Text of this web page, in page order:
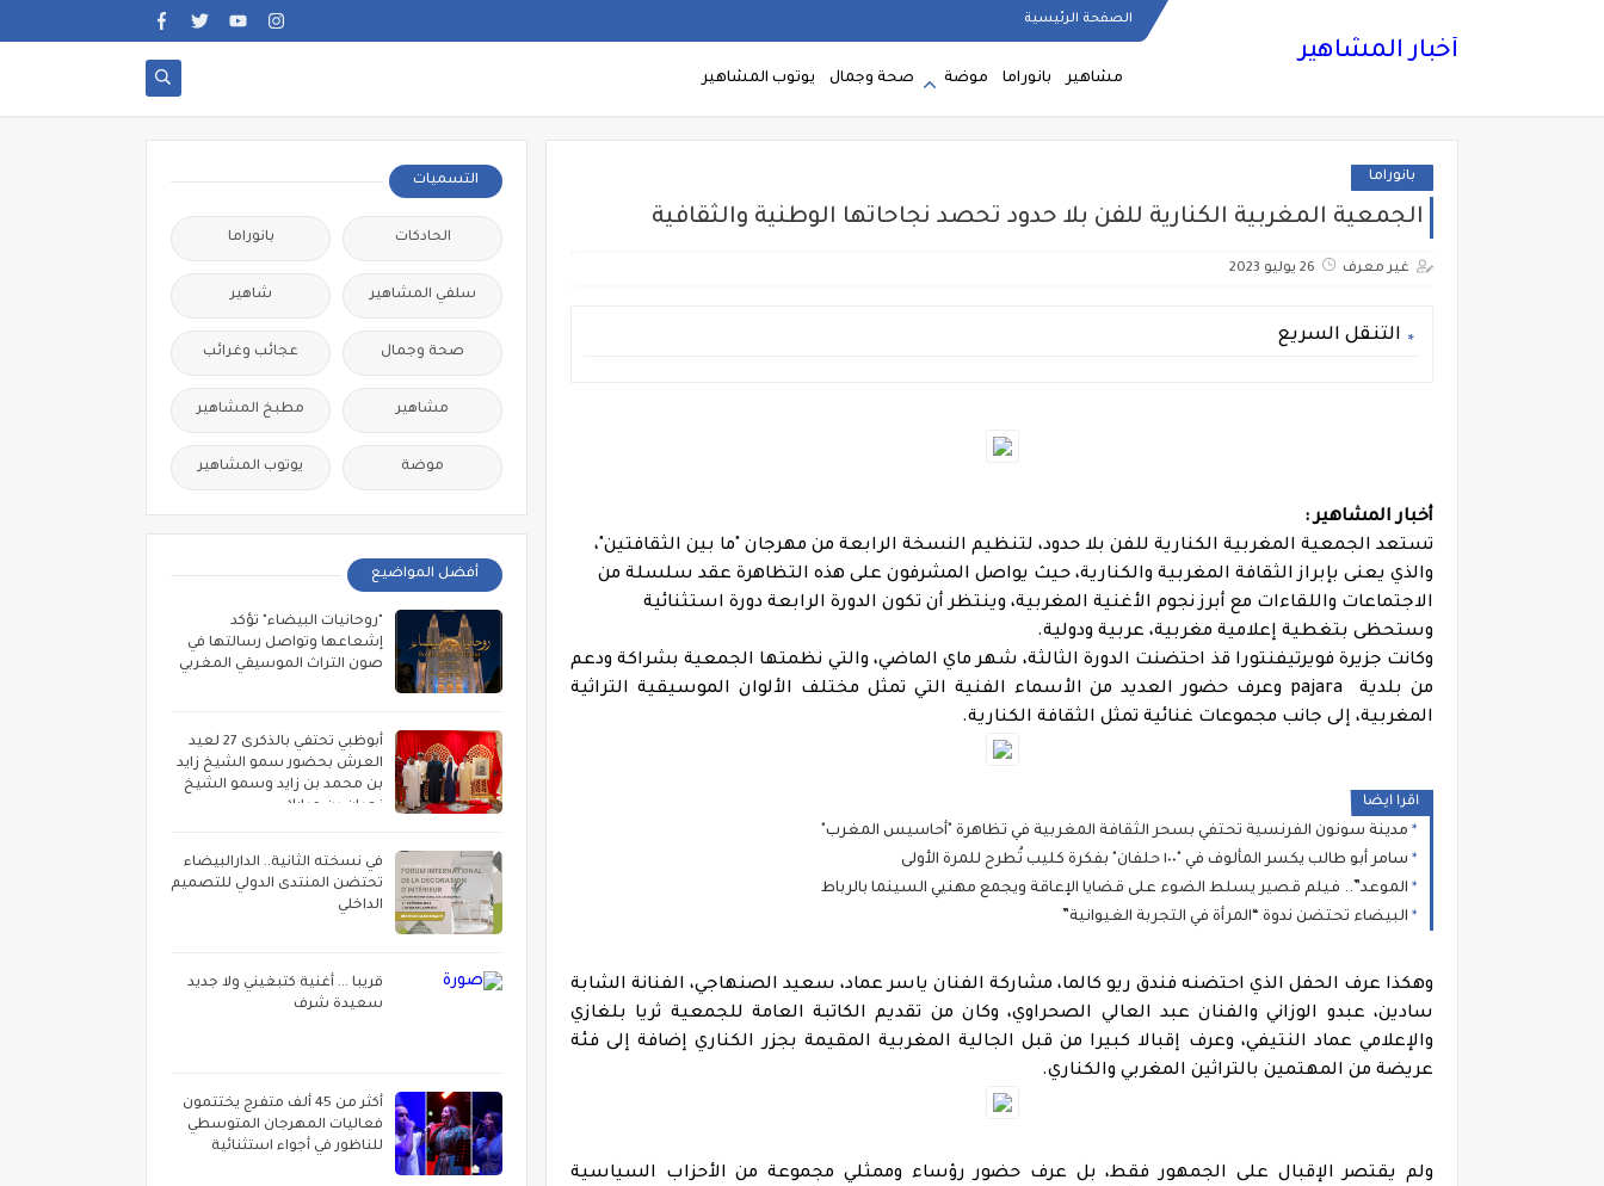
الصفحة الرئيسية
أخبار المشاهير
مشاهير بانوراما موضة صحة وجمال يوتوب المشاهير
بانوراما
الجمعية المغربية الكنارية للفن بلا حدود تحصد نجاحاتها الوطنية والثقافية
غير معرف 26 يوليو 2023
التنقل السريع
أخبار المشاهير :
تستعد الجمعية المغربية الكنارية للفن بلا حدود، لتنظيم النسخة الرابعة من مهرجان "ما بين الثقافتين"،
والذي يعنى بإبراز الثقافة المغربية والكنارية، حيث يواصل المشرفون على هذه التظاهرة عقد سلسلة من
الاجتماعات واللقاءات مع أبرز نجوم الأغنية المغربية، وينتظر أن تكون الدورة الرابعة دورة استثنائية
وستحظى بتغطية إعلامية مغربية، عربية ودولية.
وكانت جزيرة فويرتيفنتورا قذ احتضنت الدورة الثالثة، شهر ماي الماضي، والتي نظمتها الجمعية بشراكة ودعم
من بلدية pajara وعرف حضور العديد من الأسماء الفنية التي تمثل مختلف الألوان الموسيقية التراثية
المغربية، إلى جانب مجموعات غنائية تمثل الثقافة الكنارية.
اقرا ايضا
مدينة سونون الفرنسية تحتفي بسحر الثقافة المغربية في تظاهرة "أحاسيس المغرب"
سامر أبو طالب يكسر المألوف في "١٠٠ حلفان" بفكرة كليب تُطرح للمرة الأولى
الموعد”.. فيلم قصير يسلط الضوء على قضايا الإعاقة ويجمع مهنيي السينما بالرباط
البيضاء تحتضن ندوة “المرأة في التجربة الغيوانية”
وهكذا عرف الحفل الذي احتضنه فندق ريو كالما، مشاركة الفنان ياسر عماد، سعيد الصنهاجي، الفنانة الشابة
سادين، عبدو الوزاني والفنان عبد العالي الصحراوي، وكان من تقديم الكاتبة العامة للجمعية ثريا بلغازي
والإعلامي عماد النتيفي، وعرف إقبالا كبيرا من قبل الجالية المغربية المقيمة بجزر الكناري إضافة إلى فئة
عريضة من المهتمين بالتراثين المغربي والكناري.
ولم يقتصر الإقبال على الجمهور فقط، بل عرف حضور رؤساء وممثلي مجموعة من الأحزاب السياسية
التسميات
الحادكات بانوراما
سلفي المشاهير شاهير
صحة وجمال عجائب وغرائب
مشاهير مطبخ المشاهير
موضة يوتوب المشاهير
أفضل المواضيع
"روحانيات البيضاء" تؤكد
إشعاعها وتواصل رسالتها في
صون التراث الموسيقي المغربي
أبوظبي تحتفي بالذكرى 27 لعيد
العرش بحضور سمو الشيخ زايد
بن محمد بن زايد وسمو الشيخ
نهيان بن مبارك
في نسخته الثانية.. الدارالبيضاء
تحتضن المنتدى الدولي للتصميم
الداخلي
قريبا ... أغنية كتبغيني ولا جديد
سعيدة شرف
أكثر من 45 ألف متفرج يختتمون
فعاليات المهرجان المتوسطي
للناظور في أجواء استثنائية